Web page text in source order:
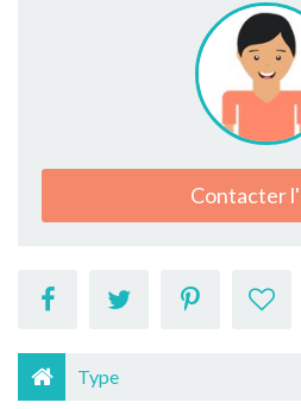
Contacter
Type